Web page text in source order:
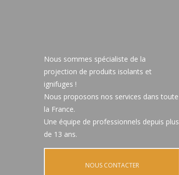
Nous sommes spécialiste de la
projection de produits isolants et
ignifuges !
Nous proposons nos services dans toute
la France.
Une équipe de professionnels depuis plus
de 13 ans.
NOUS CONTACTER